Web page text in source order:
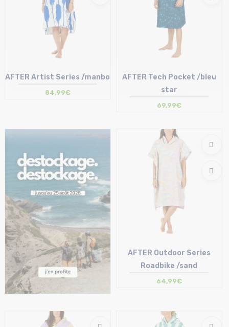
AFTER Artist Series /manbo
84,99€
T.U
AFTER Tech Pocket /bleu
star
69,99€
T.U
AFTER Outdoor Series
Roadbike /sand
64,99€